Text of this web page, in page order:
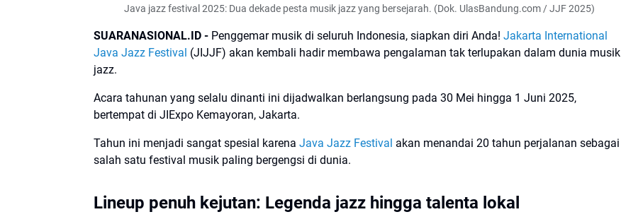
Java jazz festival 2025: Dua dekade pesta musik jazz yang bersejarah. (Dok. UlasBandung.com / JJF 2025)
SUARANASIONAL.ID - Penggemar musik di seluruh Indonesia, siapkan diri Anda! Jakarta International
Java Jazz Festival (JIJJF) akan kembali hadir membawa pengalaman tak terlupakan dalam dunia musik
jazz.
Acara tahunan yang selalu dinanti ini dijadwalkan berlangsung pada 30 Mei hingga 1 Juni 2025,
bertempat di JIExpo Kemayoran, Jakarta.
Tahun ini menjadi sangat spesial karena Java Jazz Festival akan menandai 20 tahun perjalanan sebagai
salah satu festival musik paling bergengsi di dunia.
Lineup penuh kejutan: Legenda jazz hingga talenta lokal